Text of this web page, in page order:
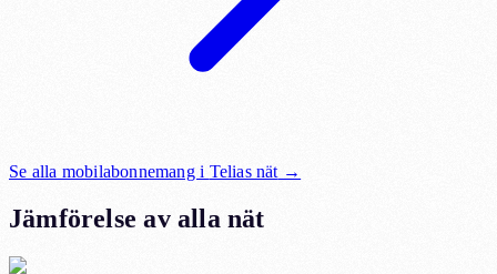
Se alla mobilabonnemang i Telias nät →
Jämförelse av alla nät